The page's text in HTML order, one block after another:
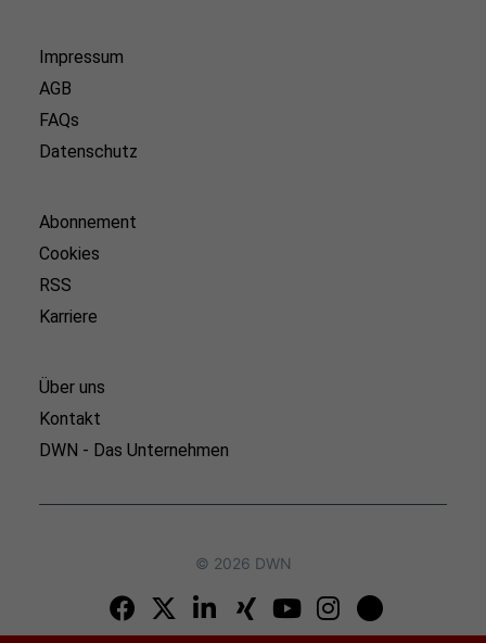
Impressum
AGB
FAQs
Datenschutz
Abonnement
Cookies
RSS
Karriere
Über uns
Kontakt
DWN - Das Unternehmen
© 2026 DWN